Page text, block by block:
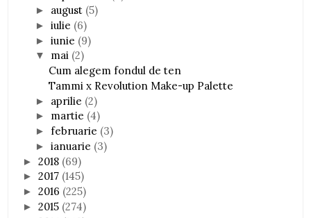
► august (5)
►iulie (6)
►iunie (9)
▼ mai (2)
Cum alegem fondul de ten
Tammi x Revolution Make-up Palette
► aprilie (2)
► martie (4)
►februarie (3)
►ianuarie (3)
►2018 (69)
►2017 (145)
►2016 (225)
►2015 (274)